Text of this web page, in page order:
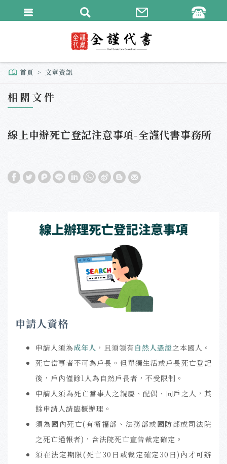
首頁 文章資訊
相關文件
線上申辦死亡登記注意事項-全謹代書事務所
申請人資格
申請人須為成年人 ，且須領有 自然人憑證之本國人。
死亡當事者不可為戶長。但單獨生活或戶長死亡登記
後，戶內僅餘1人為自然戶長者，不受限制。
申請人須為死亡當事人之親屬、配偶、同戶之人，其
餘申請人請臨櫃辦理。
須為國內死亡(有衛福部、法務部或國防部或司法院
之死亡通報者)，含法院死亡宣告裁定確定。
須在法定期限(死亡30日或裁定確定30日)內才可辦
繁體中文
English